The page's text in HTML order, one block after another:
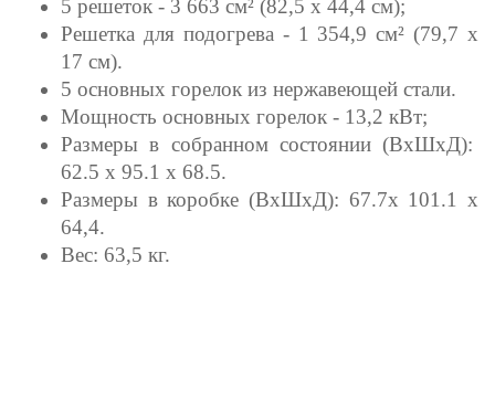
5 решеток - 3 663 см² (82,5 х 44,4 см);
Решетка для подогрева - 1 354,9 см² (79,7 х
17 см).
5 основных горелок из нержавеющей стали.
Мощность основных горелок - 13,2 кВт;
Размеры в собранном состоянии (ВхШхД):
62.5 х 95.1 х 68.5.
Размеры в коробке (ВхШхД): 67.7х 101.1 х
64,4.
Вес: 63,5 кг.